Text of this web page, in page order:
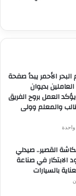
البحر الأحمر يبدأ صفحة
بديوان
العمل بروح الفريق
والمعلم وولى
القصير.. صيدلي
الابتكار في صناعة
بالسيارات